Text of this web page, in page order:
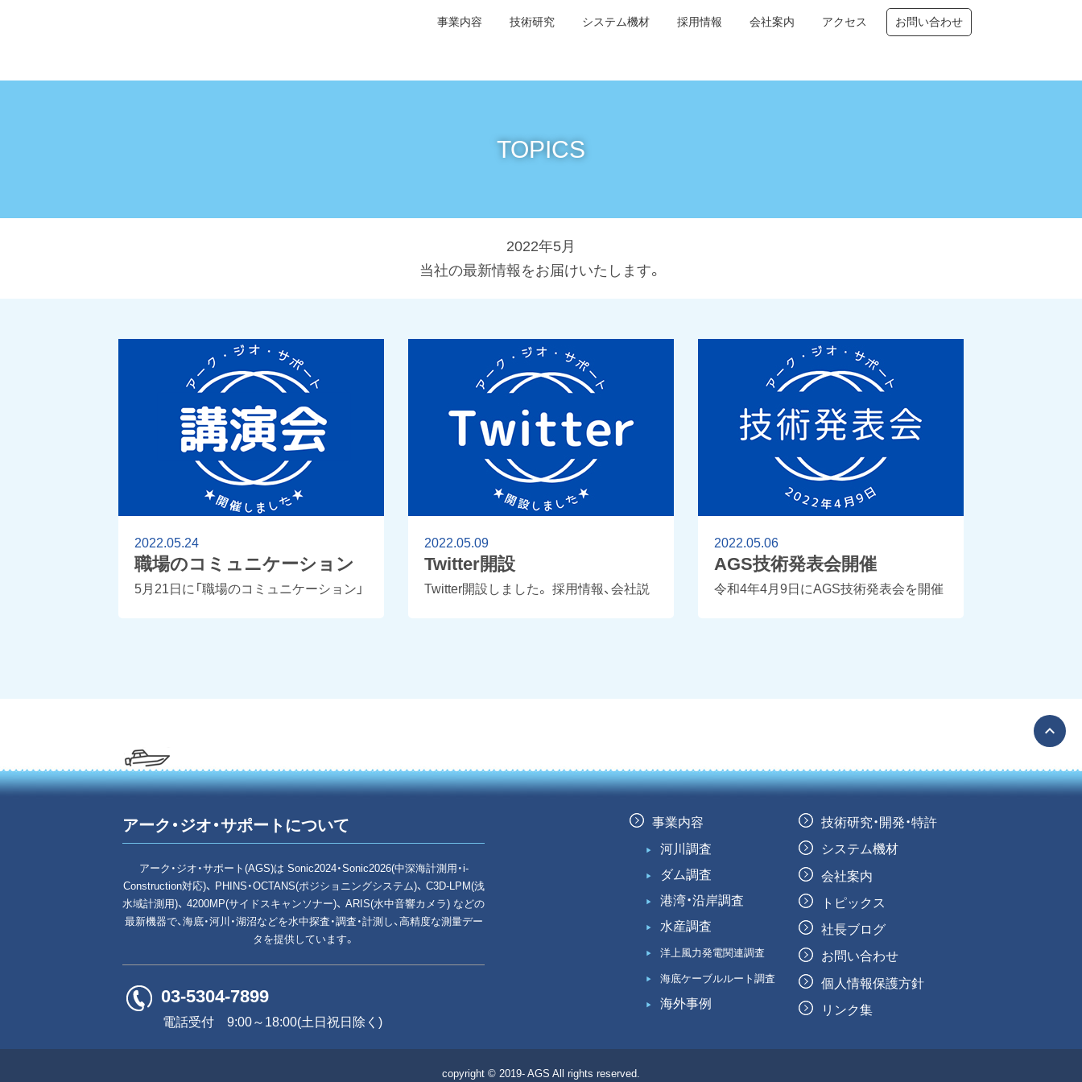
事業内容 技術研究 システム機材 採用情報 会社案内 アクセス お問い合わせ
TOPICS
2022年5月
当社の最新情報をお届けいたします。
2022.05.24
職場のコミュニケーション
5月21日に「職場のコミュニケーション」
2022.05.09
Twitter開設
Twitter開設しました。 採用情報、会社説
2022.05.06
AGS技術発表会開催
令和4年4月9日にAGS技術発表会を開催
expand_less
アーク・ジオ・サポートについて
アーク・ジオ・サポート(AGS)は Sonic2024・Sonic2026(中深海計測用・i-
Construction対応)、 PHINS・OCTANS(ポジショニングシステム)、 C3D-LPM(浅
水域計測用)、 4200MP(サイドスキャンソナー)、 ARIS(水中音響カメラ) などの
最新機器で、海底・河川・湖沼などを水中探査・調査・計測し、高精度な測量デー
タを提供しています。
03-5304-7899
電話受付 9:00～18:00(土日祝日除く)
事業内容
河川調査
ダム調査
港湾・沿岸調査
水産調査
洋上風力発電関連調査
海底ケーブルルート調査
海外事例
技術研究・開発・特許
システム機材
会社案内
トピックス
社長ブログ
お問い合わせ
個人情報保護方針
リンク集
copyright © 2019- AGS All rights reserved.